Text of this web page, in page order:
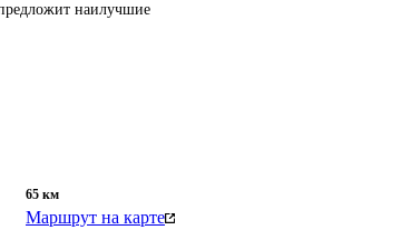
наилучшие
65 км
Маршрут на карте